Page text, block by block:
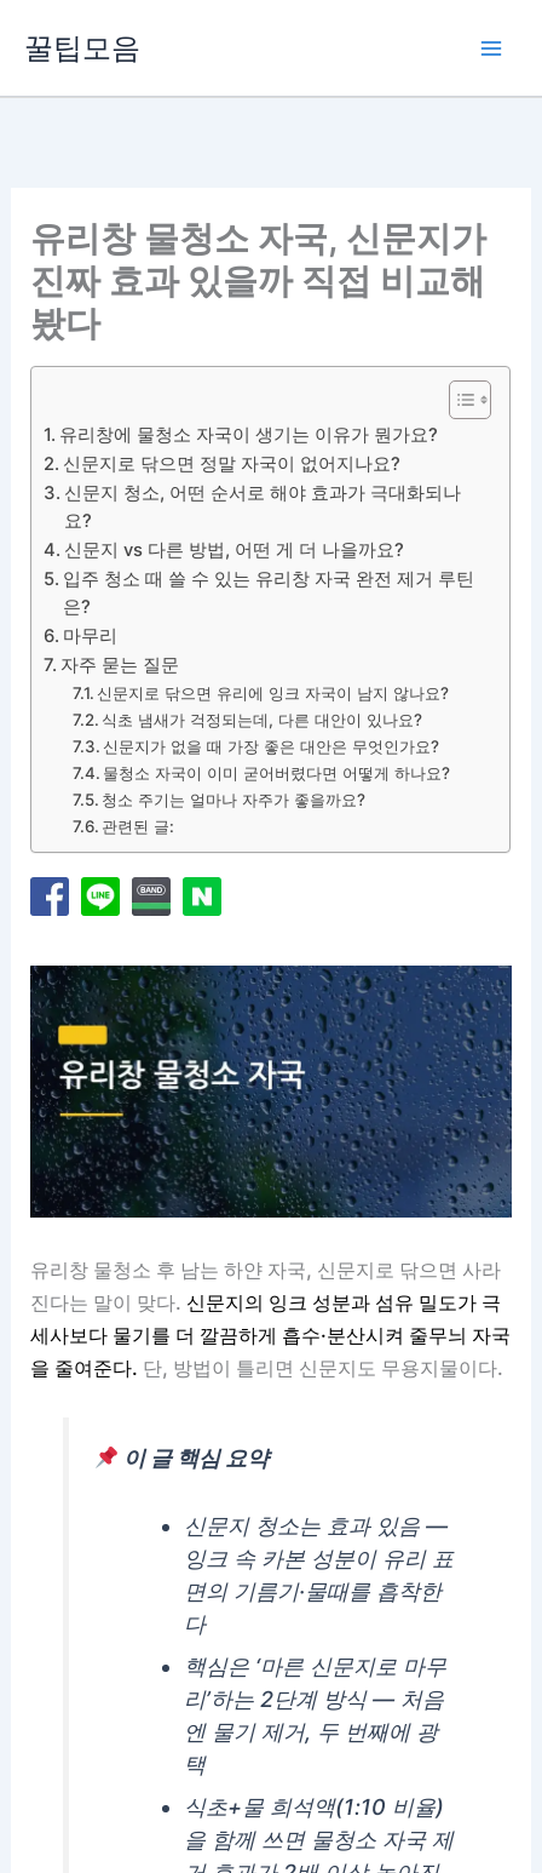
꿀팁모음
유리창 물청소 자국, 신문지가
진짜 효과 있을까 직접 비교해
봤다
유리창에 물청소 자국이 생기는 이유가 뭔가요?
신문지로 닦으면 정말 자국이 없어지나요?
신문지 청소, 어떤 순서로 해야 효과가 극대화되나
요?
신문지 vs 다른 방법, 어떤 게 더 나을까요?
입주 청소 때 쓸 수 있는 유리창 자국 완전 제거 루틴
은?
마무리
자주 묻는 질문
신문지로 닦으면 유리에 잉크 자국이 남지 않나요?
식초 냄새가 걱정되는데, 다른 대안이 있나요?
신문지가 없을 때 가장 좋은 대안은 무엇인가요?
물청소 자국이 이미 굳어버렸다면 어떻게 하나요?
청소 주기는 얼마나 자주가 좋을까요?
관련된 글:
유리창 물청소 후 남는 하얀 자국, 신문지로 닦으면 사라
진다는 말이 맞다. 신문지의 잉크 성분과 섬유 밀도가 극
세사보다 물기를 더 깔끔하게 흡수·분산시켜 줄무늬 자국
을 줄여준다. 단, 방법이 틀리면 신문지도 무용지물이다.
이 글 핵심 요약
신문지 청소는 효과 있음 —
잉크 속 카본 성분이 유리 표
면의 기름기·물때를 흡착한
다
핵심은 ‘마른 신문지로 마무
리’하는 2단계 방식 — 처음
엔 물기 제거, 두 번째에 광
택
식초+물 희석액(1:10 비율)
을 함께 쓰면 물청소 자국 제